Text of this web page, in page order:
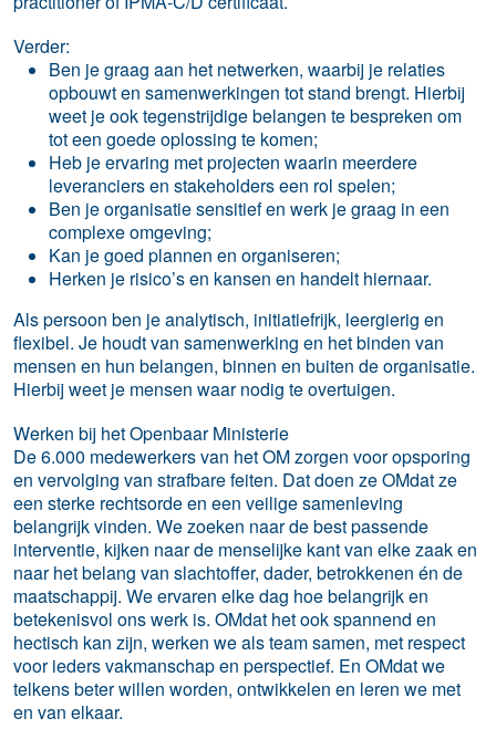
Verder:
Ben je graag aan het netwerken, waarbij je relaties
opbouwt en samenwerkingen tot stand brengt. Hierbij
weet je ook tegenstrijdige belangen te bespreken om
tot een goede oplossing te komen;
Heb je ervaring met projecten waarin meerdere
leveranciers en stakeholders een rol spelen;
Ben je organisatie sensitief en werk je graag in een
complexe omgeving;
Kan je goed plannen en organiseren;
Herken je risico’s en kansen en handelt hiernaar.
Als persoon ben je analytisch, initiatiefrijk, leergierig en
flexibel. Je houdt van samenwerking en het binden van
mensen en hun belangen, binnen en buiten de organisatie.
Hierbij weet je mensen waar nodig te overtuigen.
Werken bij het Openbaar Ministerie
De 6.000 medewerkers van het OM zorgen voor opsporing
en vervolging van strafbare feiten. Dat doen ze OMdat ze
een sterke rechtsorde en een veilige samenleving
belangrijk vinden. We zoeken naar de best passende
interventie, kijken naar de menselijke kant van elke zaak en
naar het belang van slachtoffer, dader, betrokkenen én de
maatschappij. We ervaren elke dag hoe belangrijk en
betekenisvol ons werk is. OMdat het ook spannend en
hectisch kan zijn, werken we als team samen, met respect
voor ieders vakmanschap en perspectief. En OMdat we
telkens beter willen worden, ontwikkelen en leren we met
en van elkaar.